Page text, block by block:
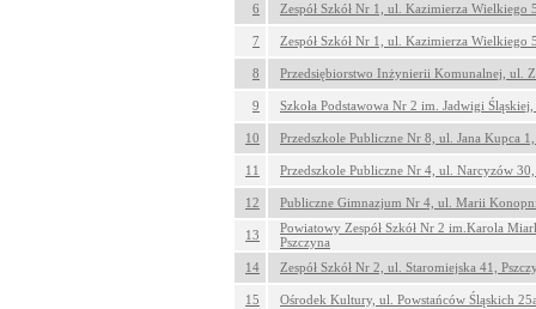
6
Zespół Szkół Nr 1, ul. Kazimierza Wielkiego
7 Zespół Szkół Nr 1, ul. Kazimierza Wielkiego
8 Przedsiębiorstwo Inżynierii Komunalnej, ul.
9 Szkoła Podstawowa Nr 2 im. Jadwigi
10 Przedszkole Publiczne Nr 8, ul. Jana Kupca 1,
11 Przedszkole Publiczne Nr 4, ul. Narcyzów 30,
12 Publiczne Gimnazjum Nr 4, ul. Marii
13
Powiatowy Zespół Szkół Nr 2 im.Karola
Pszczyna
14
Zespół Szkół Nr 2, ul. Staromiejska 41,
15 Ośrodek Kultury, ul. Powstańców Śląskich